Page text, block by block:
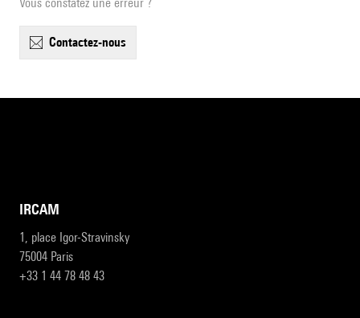
contactez-nous
IRCAM
1, place Igor-Stravinsky
75004 Paris
+33 1 44 78 48 43